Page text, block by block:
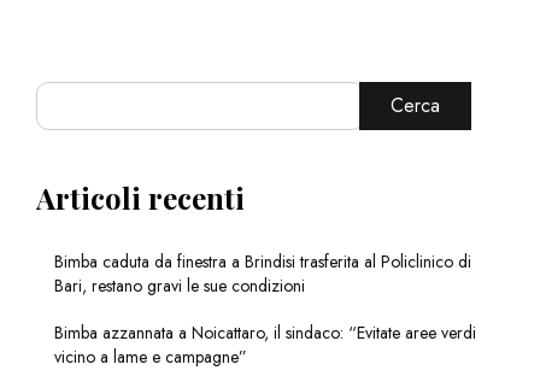
Cerca
Articoli recenti
Bimba caduta da finestra a Brindisi trasferita al Policlinico di
Bari, restano gravi le sue condizioni
Bimba azzannata a Noicattaro, il sindaco: “Evitate aree verdi
vicino a lame e campagne”